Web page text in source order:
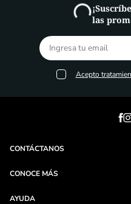
las
Acepto
CONTÁCTANOS
CONOCE MÁS
AYUDA